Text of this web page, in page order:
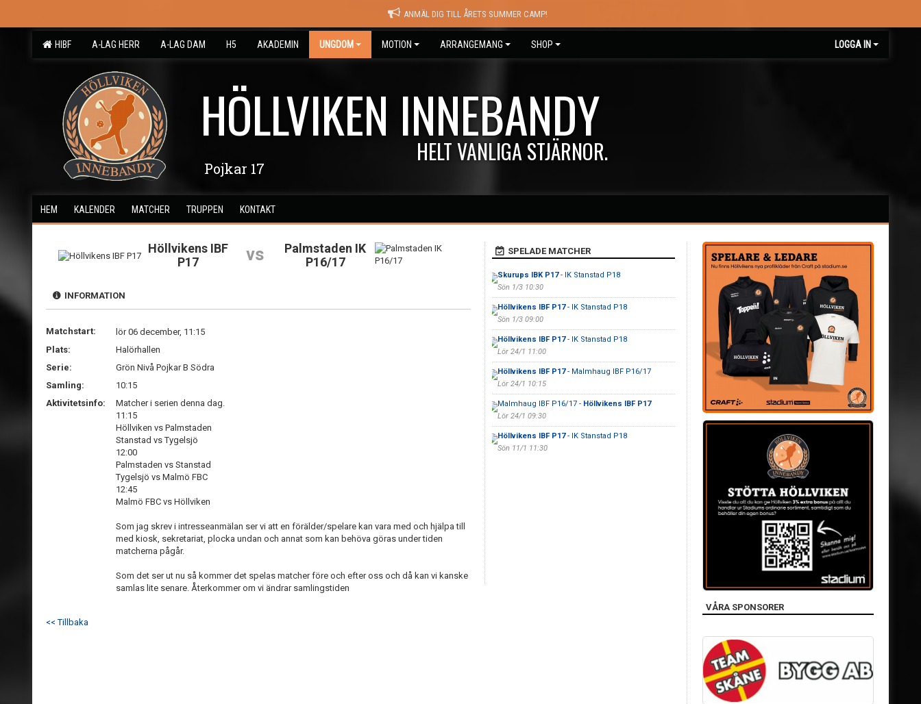
ANMÄL DIG TILL ÅRETS SUMMER CAMP!
HIBF A-LAG HERR A-LAG DAM H5 AKADEMIN UNGDOM MOTION ARRANGEMANG SHOP LOGGA IN
HÖLLVIKEN INNEBANDY
HELT VANLIGA STJÄRNOR.
Pojkar 17
HEM KALENDER MATCHER TRUPPEN KONTAKT
Höllvikens IBF
P17
vs
Palmstaden IK
P16/17
INFORMATION
Matchstart:
lör 06 december, 11:15
Plats:
Halörhallen
Serie:
Grön Nivå Pojkar B Södra
Samling:
10:15
Aktivitetsinfo:
Matcher i serien denna dag.
11:15
Höllviken vs Palmstaden
Stanstad vs Tygelsjö
12:00
Palmstaden vs Stanstad
Tygelsjö vs Malmö FBC
12:45
Malmö FBC vs Höllviken
Som jag skrev i intresseanmälan ser vi att en förälder/spelare kan vara med och hjälpa till
med kiosk, sekretariat, plocka undan och annat som kan behöva göras under tiden
matcherna pågår.
Som det ser ut nu så kommer det spelas matcher före och efter oss och då kan vi kanske
samlas lite senare. Återkommer om vi ändrar samlingstiden
<< Tillbaka
SPELADE MATCHER
Skurups IBK P17- IK Stanstad P18
Sön 1/3 10:30
Höllvikens IBF P17- IK Stanstad P18
Sön 1/3 09:00
Höllvikens IBF P17- IK Stanstad P18
Lör 24/1 11:00
Höllvikens IBF P17- Malmhaug IBF P16/17
Lör 24/1 10:15
Malmhaug IBF P16/17 - Höllvikens IBF P17
Lör 24/1 09:30
Höllvikens IBF P17- IK Stanstad P18
Sön 11/1 11:30
VÅRA SPONSORER